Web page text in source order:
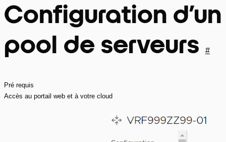
Configuration d’un
pool de serveurs
#
Pré requis
Accès au portail web et à votre cloud